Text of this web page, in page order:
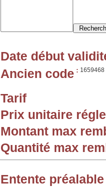
Date début
Ancien code : 1659468
Tarif
Prix unitaire
Montant max
Quantité max
Entente préalable